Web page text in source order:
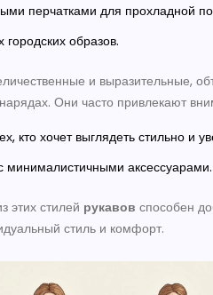
перчатками для прохладной
образов.
и выразительные,
Они часто привлекают
кто хочет выглядеть стильно и
минималистичными аксессуарами.
этих стилей рукавов способен
стиль и комфорт.